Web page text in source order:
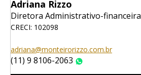
Adriana Rizzo
Diretora Administrativo-financeira
CRECI: 102098
adriana@monteirorizzo.com.br
(11) 9 8106-2063